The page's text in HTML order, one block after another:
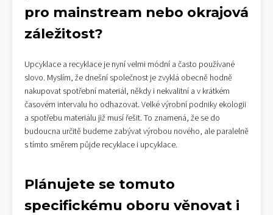
pro mainstream nebo okrajová
záležitost?
Upcyklace a recyklace je nyní velmi módní a často používané
slovo. Myslím, že dnešní společnost je zvyklá obecně hodně
nakupovat spotřební materiál, někdy i nekvalitní a v krátkém
časovém intervalu ho odhazovat. Velké výrobní podniky ekologii
a spotřebu materiálu již musí řešit. To znamená, že se do
budoucna určitě budeme zabývat výrobou nového, ale paralelně
s tímto směrem půjde recyklace i upcyklace.
Plánujete se tomuto
specifickému oboru věnovat i